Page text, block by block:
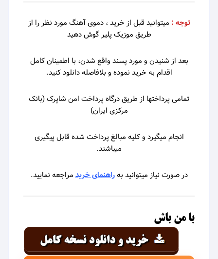
توجه : میتوانید قبل از خرید ، دمویآهنگ مورد نظر را از
طریق موزیک پلیر گوش دهید
بعد از شنیدن و مورد پسند واقع شدن، با اطمینان کامل
اقدام به خرید نموده و بلافاصله دانلود کنید.
تمامی پرداختها از طریق درگاه پرداخت امن شاپرک (بانک
مرکزی ایران)
انجام میگیرد و کلیه مبالغ پرداخت شده قابل پیگیری
میباشند.
در صورت نیاز میتوانید به راهنمای خریدمراجعه نمایید.
با من باش